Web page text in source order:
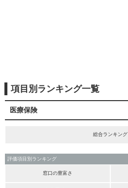
項目別ランキング一覧
医療保険
総合ランキング
評価項目別ランキング
窓口の豊富さ